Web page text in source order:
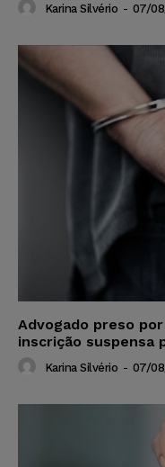
Karina Silvério - 07/
Advogado preso
inscrição suspensa
Karina Silvério - 07/